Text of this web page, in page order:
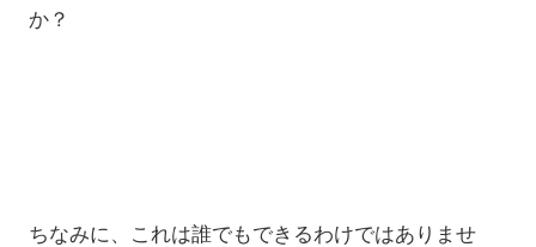
か？
ちなみに、これは誰でもできるわけではありませ